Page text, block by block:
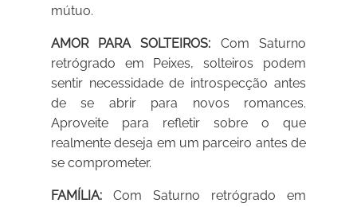
mútuo.
AMOR PARA SOLTEIROS: Com Saturno
retrógrado em Peixes, solteiros podem
sentir necessidade de introspecção antes
de se abrir para novos romances.
Aproveite para refletir sobre o que
realmente deseja em um parceiro antes de
se comprometer.
FAMÍLIA: Com Saturno retrógrado em